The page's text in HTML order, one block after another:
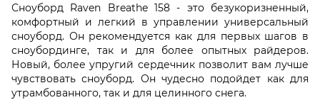
Сноуборд Raven Breathe 158 - это безукоризненный,
комфортный и легкий в управлении универсальный
сноуборд. Он рекомендуется как для первых шагов в
сноубординге, так и для более опытных райдеров.
Новый, более упругий сердечник позволит вам лучше
чувствовать сноуборд. Он чудесно подойдет как для
утрамбованного, так и для целинного снега.